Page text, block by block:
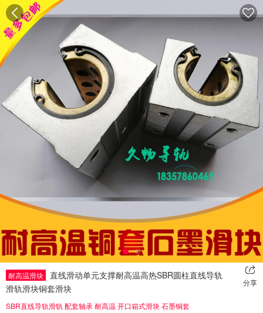
耐高温滑块
直线滑动单元支撑耐高温高热SBR圆柱直线导轨
滑轨滑块铜套滑块
分享
SBR直线导轨滑轨 配套轴承 耐高温 开口箱式滑块 石墨铜套